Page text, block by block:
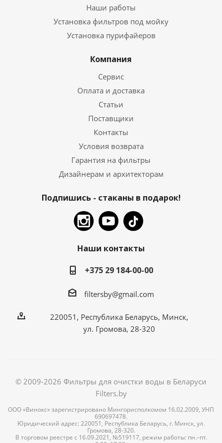
Наши работы
Установка фильтров под мойку
Установка пурифайеров
Компания
Сервис
Оплата и доставка
Статьи
Поставщики
Контакты
Условия возврата
Гарантия на фильтры
Дизайнерам и архитекторам
Подпишись - стаканы в подарок!
Наши контакты
+375 29 184-00-00
filtersby@gmail.com
220051, Республика Беларусь, Минск,
ул. Громова, 28-320
© 2009-2026 Фильтры для очистки воды в Беларуси
Filters.by
ООО «Винокс» зарегистрировано Мингорисполкомом 16.02.2009, УНП
690697478.
Юридический адрес: 220051, Республика Беларусь, г. Минск, ул.
Громова, 28-320.
В торговом реестре с 16.09.2021, №519117, режим работы: пн.–пт.